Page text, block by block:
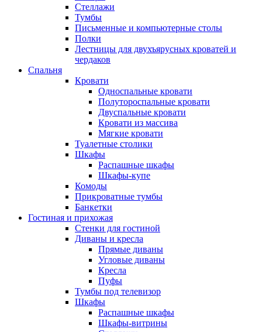
Стеллажи
Тумбы
Письменные и компьютерные столы
Полки
Лестницы для двухъярусных кроватей и
чердаков
Спальня
Кровати
Односпальные кровати
Полутороспальные кровати
Двуспальные кровати
Кровати из массива
Мягкие кровати
Туалетные столики
Шкафы
Распашные шкафы
Шкафы-купе
Комоды
Прикроватные тумбы
Банкетки
Гостиная и прихожая
Стенки для гостиной
Диваны и кресла
Прямые диваны
Угловые диваны
Кресла
Пуфы
Тумбы под телевизор
Шкафы
Распашные шкафы
Шкафы-витрины